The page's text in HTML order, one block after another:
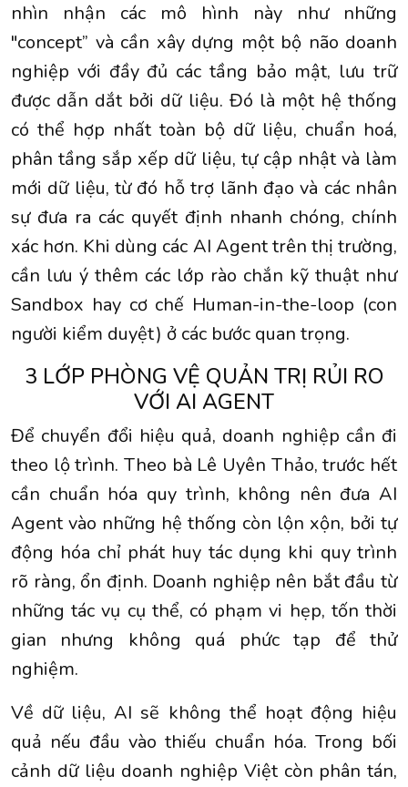
nhìn nhận các mô hình này như những
"concept” và cần xây dựng một bộ não doanh
nghiệp với đầy đủ các tầng bảo mật, lưu trữ
được dẫn dắt bởi dữ liệu. Đó là một hệ thống
có thể hợp nhất toàn bộ dữ liệu, chuẩn hoá,
phân tầng sắp xếp dữ liệu, tự cập nhật và làm
mới dữ liệu, từ đó hỗ trợ lãnh đạo và các nhân
sự đưa ra các quyết định nhanh chóng, chính
xác hơn. Khi dùng các AI Agent trên thị trường,
cần lưu ý thêm các lớp rào chắn kỹ thuật như
Sandbox hay cơ chế Human-in-the-loop (con
người kiểm duyệt) ở các bước quan trọng.
3 LỚP PHÒNG VỆ QUẢN TRỊ RỦI RO
VỚI AI AGENT
Để chuyển đổi hiệu quả, doanh nghiệp cần đi
theo lộ trình. Theo bà Lê Uyên Thảo, trước hết
cần chuẩn hóa quy trình, không nên đưa AI
Agent vào những hệ thống còn lộn xộn, bởi tự
động hóa chỉ phát huy tác dụng khi quy trình
rõ ràng, ổn định. Doanh nghiệp nên bắt đầu từ
những tác vụ cụ thể, có phạm vi hẹp, tốn thời
gian nhưng không quá phức tạp để thử
nghiệm.
Về dữ liệu, AI sẽ không thể hoạt động hiệu
quả nếu đầu vào thiếu chuẩn hóa. Trong bối
cảnh dữ liệu doanh nghiệp Việt còn phân tán,